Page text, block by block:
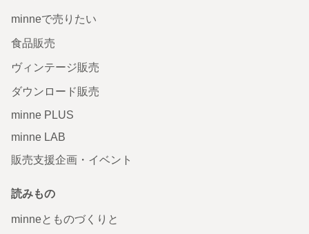
minneで売りたい
食品販売
ヴィンテージ販売
ダウンロード販売
minne PLUS
minne LAB
販売支援企画・イベント
読みもの
minneとものづくりと